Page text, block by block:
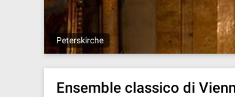
Peterskirche
Ensemble classico di